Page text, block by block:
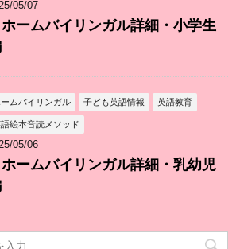
05/07
ホームバイリンガル詳細・小学生
ムバイリンガル 子ども英語情報 英語教育
絵本音読メソッド
05/06
ホームバイリンガル詳細・乳幼児